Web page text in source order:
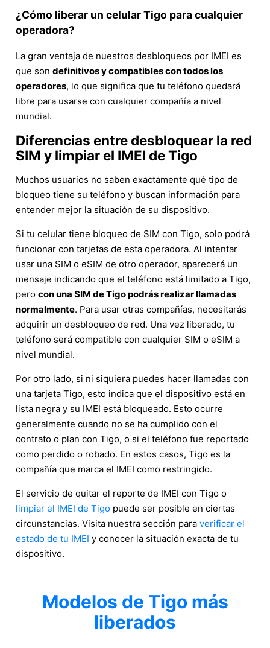
¿Cómo liberar un celular Tigo para cualquier
operadora?
La gran ventaja de nuestros desbloqueos por IMEI es
que son definitivos y compatibles con todos los
operadores, lo que significa que tu teléfono quedará
libre para usarse con cualquier compañía a nivel
mundial.
Diferencias entre desbloquear la red
SIM y limpiar el IMEI de Tigo
Muchos usuarios no saben exactamente qué tipo de
bloqueo tiene su teléfono y buscan información para
entender mejor la situación de su dispositivo.
Si tu celular tiene bloqueo de SIM con Tigo, solo podrá
funcionar con tarjetas de esta operadora. Al intentar
usar una SIM o eSIM de otro operador, aparecerá un
mensaje indicando que el teléfono está limitado a Tigo,
pero con una SIM de Tigo podrás realizar llamadas
normalmente. Para usar otras compañías, necesitarás
adquirir un desbloqueo de red. Una vez liberado, tu
teléfono será compatible con cualquier SIM o eSIM a
nivel mundial.
Por otro lado, si ni siquiera puedes hacer llamadas con
una tarjeta Tigo, esto indica que el dispositivo está en
lista negra y su IMEI está bloqueado. Esto ocurre
generalmente cuando no se ha cumplido con el
contrato o plan con Tigo, o si el teléfono fue reportado
como perdido o robado. En estos casos, Tigo es la
compañía que marca el IMEI como restringido.
El servicio de quitar el reporte de IMEI con Tigo o
limpiar el IMEI de Tigo puede ser posible en ciertas
circunstancias. Visita nuestra sección para verificar el
estado de tu IMEI y conocer la situación exacta de tu
dispositivo.
Modelos de Tigo más
liberados